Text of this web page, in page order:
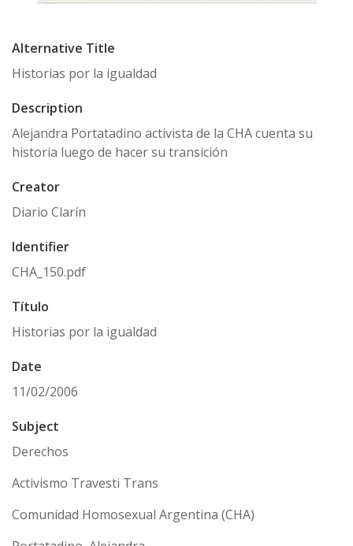
Alternative Title
Historias por la igualdad
Description
Alejandra Portatadino activista de la CHA cuenta su
historia luego de hacer su transición
Creator
Diario Clarín
Identifier
CHA_150.pdf
Título
Historias por la igualdad
Date
11/02/2006
Subject
Derechos
Activismo Travesti Trans
Comunidad Homosexual Argentina (CHA)